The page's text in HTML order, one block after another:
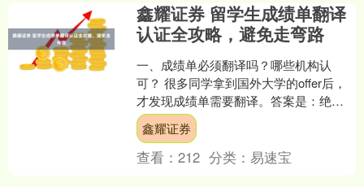
鑫耀证券 留学生成绩单翻译
认证全攻略，避免走弯路
一、成绩单必须翻译吗？哪些机构认
可？ 很多同学拿到国外大学的offer后，
才发现成绩单需要翻译。答案是：绝大
多数情况下，必须翻译。 如果你的原始
成绩单是中文，而....
鑫耀证券
查看：212 分类： 易速宝